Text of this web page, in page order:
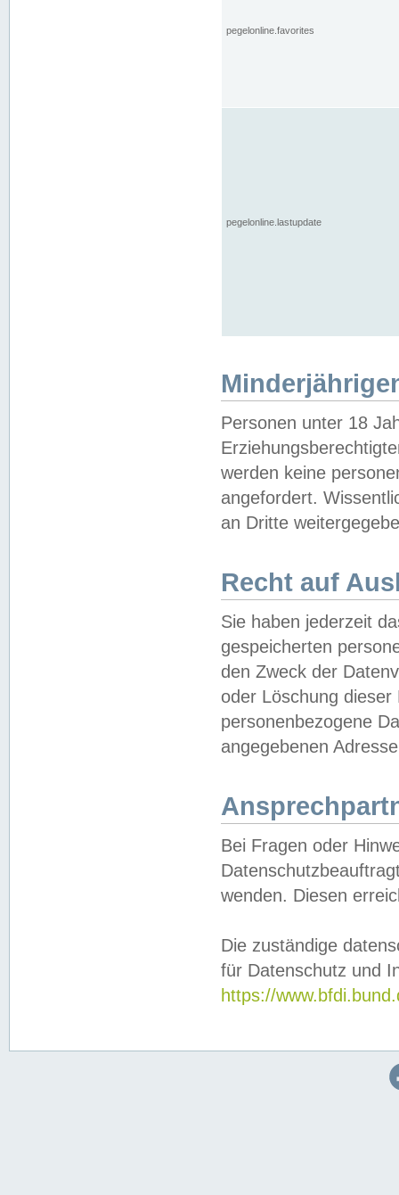
pegelonline.favorites
pegelonline.lastupdate
Personen unter 18
werden keine
angefordert.
an Dritte
Recht auf
Sie haben jederzeit
gespeicherten
den Zweck der
oder Löschung
personenbezogene
angegebenen
Bei Fragen oder
wenden. Diesen
Die zuständige
für Datenschutz und
https://